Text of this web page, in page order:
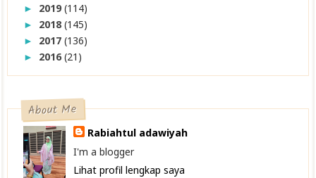
► 2019(114)
► 2018(145)
► 2017(136)
► 2016(21)
About Me
Rabiahtul adawiyah
I'm a blogger
Lihat profil lengkap saya